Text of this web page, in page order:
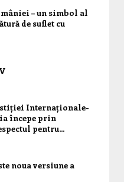
– un simbol al
de suflet cu
Internaționale-
începe prin
pentru...
noua versiune a